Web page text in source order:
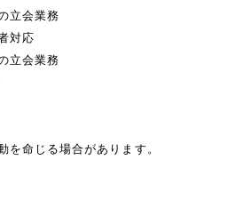
立会業務
対応
立会業務
を命じる場合があります。